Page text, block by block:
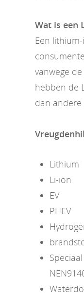
Wat is een
Een
vanwege
hebben de
dan
Lithium
Li-ion
EV
PHEV